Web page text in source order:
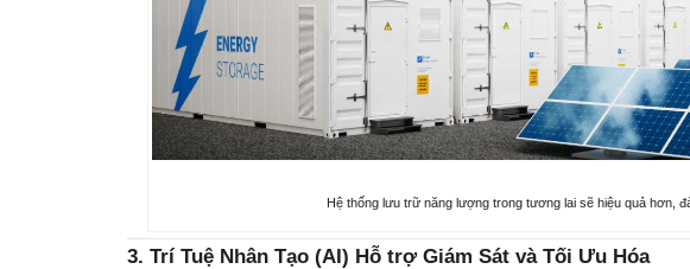
Hệ thống lưu trữ năng lượng trong tương lai sẽ hiệu quả hơn,
3. Trí Tuệ Nhân Tạo (AI) Hỗ trợ Giám Sát và Tối Ưu Hóa